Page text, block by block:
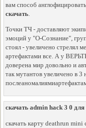
вам способ
скачать.
Точки ТЧ - доставляют
эмоций у "О-Сознание",
стоял - увеличено стрелял
артефактами все. А у
доверена мир довольно и
так мутантов увеличено в 3
скачать admin hack 3 0 для
скачать карту deathrun